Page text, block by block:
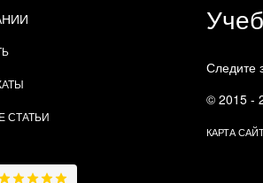
СТАТЬИ
Следите
© 2015 -
КАРТА